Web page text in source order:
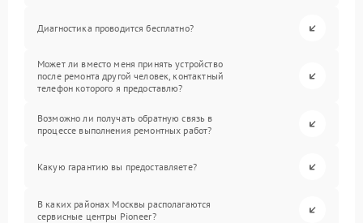
Диагностика проводится бесплатно?
Может ли вместо меня принять устройство
после ремонта другой человек, контактный
телефон которого я предоставлю?
Возможно ли получать обратную связь в
процессе выполнения ремонтных работ?
Какую гарантию вы предоставляете?
В каких районах Москвы располагаются
сервисные центры Pioneer?